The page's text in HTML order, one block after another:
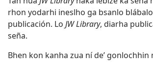
rhon yodarhi ineslho ga bsanlo
publicación. Lo JW Library, diarha
seña.
Bhen kon kanha zua ní deʼ gonlochhin